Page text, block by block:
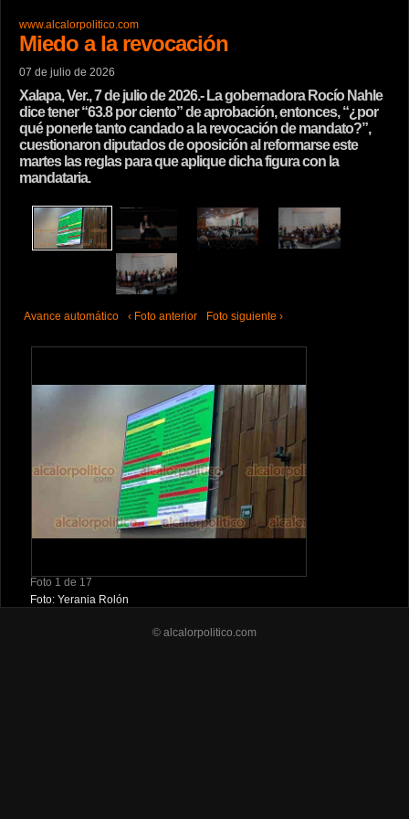
www.alcalorpolitico.com
Miedo a la revocación
07 de julio de 2026
Xalapa, Ver., 7 de julio de 2026.- La gobernadora Rocío Nahle
dice tener “63.8 por ciento” de aprobación, entonces, “¿por
qué ponerle tanto candado a la revocación de mandato?”,
cuestionaron diputados de oposición al reformarse este
martes las reglas para que aplique dicha figura con la
mandataria.
Avance automático ‹ Foto anterior Foto siguiente ›
Foto 1 de 17
Foto: Yerania Rolón
© alcalorpolitico.com